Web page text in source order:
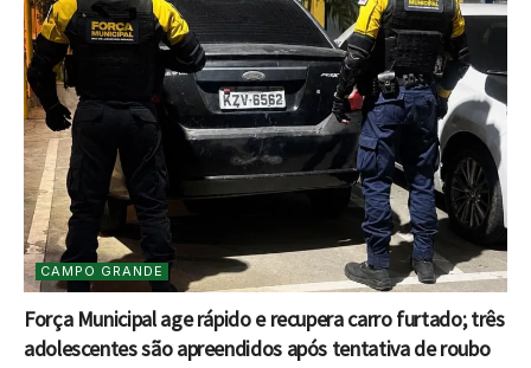
CAMPO GRANDE
Força Municipal age rápido e recupera carro furtado; três
adolescentes são apreendidos após tentativa de roubo